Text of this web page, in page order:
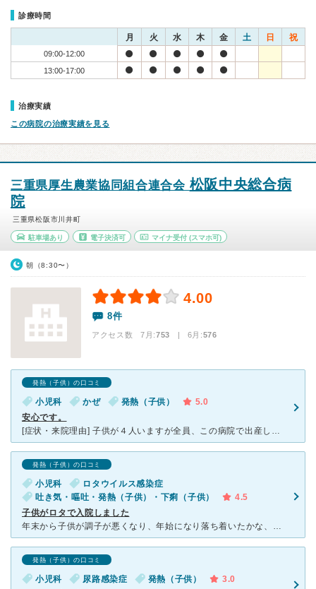
診療時間
月 火 水 木 金 土 日 祝
09:00-12:00
13:00-17:00
治療実績
この病院の治療実績を見る
三重県厚生農業協同組合連合会 松阪中央総合病
院
三重県松阪市川井町
駐車場あり 電子決済可 マイナ受付 (スマホ可)
朝（8:30〜）
4.00
8件
アクセス数 7月:753 | 6月:576
発熱（子供）の口コミ
小児科 かぜ 発熱（子供）
5.0
安心です。
[症状・来院理由] 子供が４人いますが全員、この病院で出産し定期健診、予防接種、病気等全てこの病院でお世話になっています。 総合病院なので他の病気など何か有れば診断、治療可能だと思いこの病院に行っ
発熱（子供）の口コミ
小児科
ロタウイルス感染症
吐き気・嘔吐・発熱（子供）・下痢（子供）
4.5
子供がロタで入院しました
年末から子供が調子が悪くなり、年始になり落ち着いたかな、と思ったところで急激に悪化したので、こちらの夜間救急でお世話になりました。 水分もとれないまま、下痢と嘔吐を繰り返していたので、「念のためです
発熱（子供）の口コミ
小児科 尿路感染症 発熱（子供）
3.0